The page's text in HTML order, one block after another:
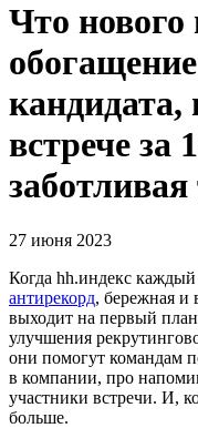
Что
встрече за
27 июня 2023
Когда hh.индекс
антирекорд, бережная и
выходит на первый
улучшения
они помогут командам
в компании, про
участники встречи. И,
больше.